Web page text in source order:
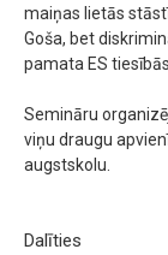
maiņas lietās
Goša, bet
pamata ES
Semināru
viņu draugu
augstskolu.
Dalīties